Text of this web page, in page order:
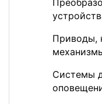
Приводы,
Системы